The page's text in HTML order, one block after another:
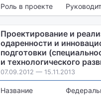
Роль в проекте
Проектирование и
одаренности и
подготовки
и технологического
07.09.2012 — 15.11.2013
Название